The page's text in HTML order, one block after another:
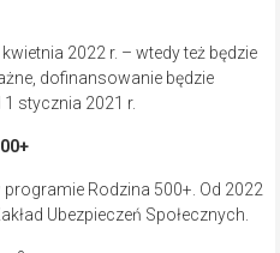
2022 r. – wtedy też będzie
dofinansowanie będzie
stycznia 2021 r.
Rodzina 500+. Od 2022
Ubezpieczeń Społecznych.